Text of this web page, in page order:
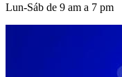
Lun-Sáb de 9 am a 7 pm